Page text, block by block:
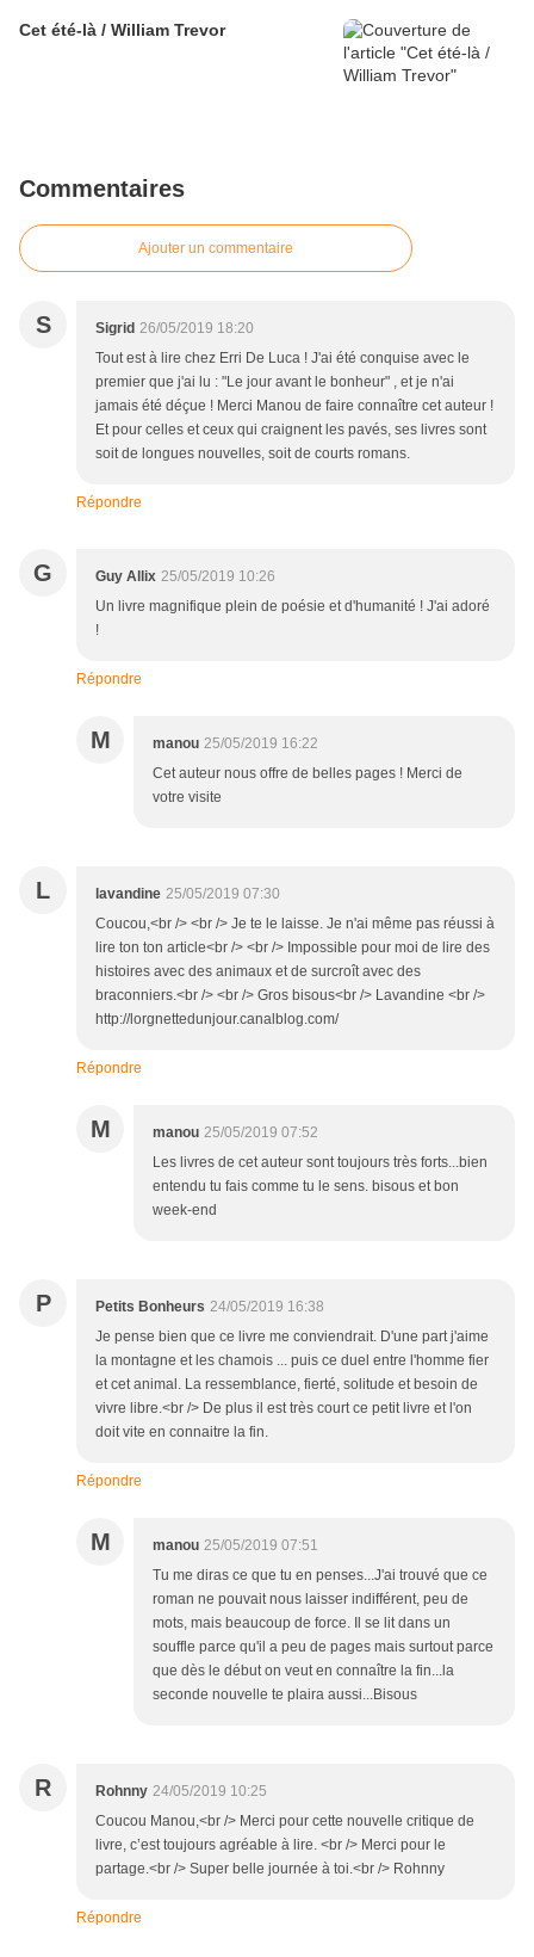
Cet été-là / William Trevor
Commentaires
Ajouter un commentaire
S Sigrid 26/05/2019 18:20
Tout est à lire chez Erri De Luca ! J'ai été conquise avec le
premier que j'ai lu : "Le jour avant le bonheur" , et je n'ai
jamais été déçue ! Merci Manou de faire connaître cet auteur !
Et pour celles et ceux qui craignent les pavés, ses livres sont
soit de longues nouvelles, soit de courts romans.
Répondre
G Guy Allix 25/05/2019 10:26
Un livre magnifique plein de poésie et d'humanité ! J'ai adoré
!
Répondre
M manou 25/05/2019 16:22
Cet auteur nous offre de belles pages ! Merci de
votre visite
L lavandine 25/05/2019 07:30
Coucou,<br /> <br /> Je te le laisse. Je n'ai même pas réussi à
lire ton ton article<br /> <br /> Impossible pour moi de lire des
histoires avec des animaux et de surcroît avec des
braconniers.<br /> <br /> Gros bisous<br /> Lavandine <br />
http://lorgnettedunjour.canalblog.com/
Répondre
M manou 25/05/2019 07:52
Les livres de cet auteur sont toujours très forts...bien
entendu tu fais comme tu le sens. bisous et bon
week-end
P Petits Bonheurs 24/05/2019 16:38
Je pense bien que ce livre me conviendrait. D'une part j'aime
la montagne et les chamois ... puis ce duel entre l'homme fier
et cet animal. La ressemblance, fierté, solitude et besoin de
vivre libre.<br /> De plus il est très court ce petit livre et l'on
doit vite en connaitre la fin.
Répondre
M manou 25/05/2019 07:51
Tu me diras ce que tu en penses...J'ai trouvé que ce
roman ne pouvait nous laisser indifférent, peu de
mots, mais beaucoup de force. Il se lit dans un
souffle parce qu'il a peu de pages mais surtout parce
que dès le début on veut en connaître la fin...la
seconde nouvelle te plaira aussi...Bisous
R Rohnny 24/05/2019 10:25
Coucou Manou,<br /> Merci pour cette nouvelle critique de
livre, c’est toujours agréable à lire. <br /> Merci pour le
partage.<br /> Super belle journée à toi.<br /> Rohnny
Répondre